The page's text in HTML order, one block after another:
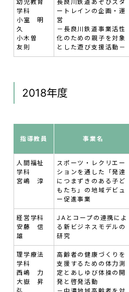
幼児教育
学科
小室 明
久
小木曽
友則
長良川鉄道あぞびスタ
ートレインの企画・運
営
－長良川鉄道事業活性
化のための親子を対象
とした遊び支援活動－
2018年度
指導教員 事業名
人間福祉
学科
宮嶋 淳
スポーツ・レクリエー
ションを通した「発達
につまずきのある子ど
もたち」の地域デビュ
ー促進事業
経営学科
安藤 信
雄
JAとコープの連携によ
る新ビジネスモデルの
研究
理学療法
学科
西嶋 力
大嶽 昇
高齢者の健康づくりを
支援するための体力測
定とあしゆび体操の開
発と啓発活動